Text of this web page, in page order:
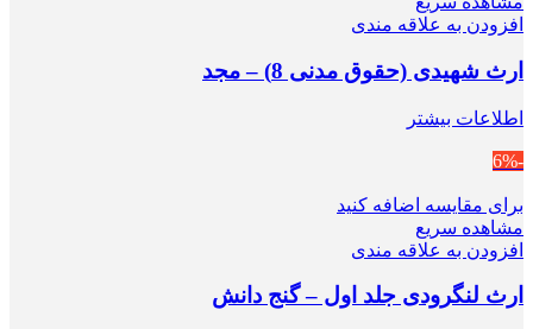
افزودن به علاقه مندی
ارث شهیدی (حقوق مدنی 8) – مجد
اطلاعات بیشتر
-6%
برای مقایسه اضافه کنید
مشاهده سریع
افزودن به علاقه مندی
ارث لنگرودی جلد اول – گنج دانش